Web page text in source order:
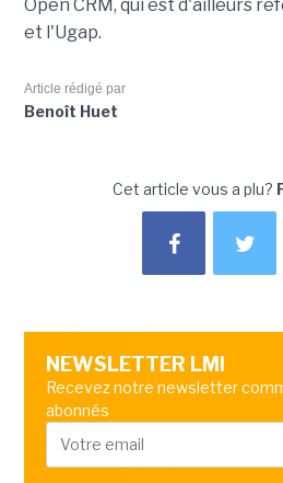
Open CRM, qui est d'ailleurs
et l'Ugap.
Article rédigé par
Benoît Huet
Cet article vous a plu?
NEWSLETTER LMI
Recevez notre newsletter
abonnés